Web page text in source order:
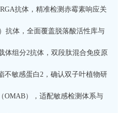
抗体，精准检测赤霉素响应关
抗体，全面覆盖脱落酸活性库与
体组分2抗体，双段肽混合免疫原
不敏感蛋白2，确认双子叶植物研
OMAB），适配敏感检测体系与